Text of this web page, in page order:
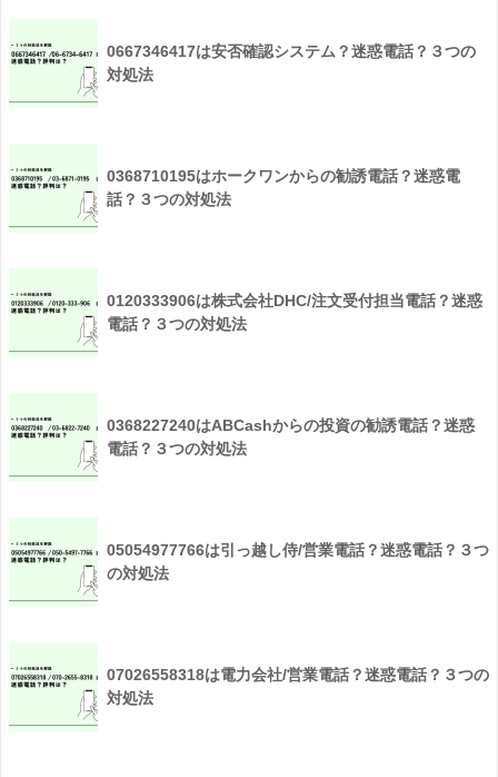
0667346417は安否確認システム？迷惑電話？３つの
対処法
0368710195はホークワンからの勧誘電話？迷惑電
話？３つの対処法
0120333906は株式会社DHC/注文受付担当電話？迷惑
電話？３つの対処法
0368227240はABCashからの投資の勧誘電話？迷惑
電話？３つの対処法
05054977766は引っ越し侍/営業電話？迷惑電話？３つ
の対処法
07026558318は電力会社/営業電話？迷惑電話？３つの
対処法